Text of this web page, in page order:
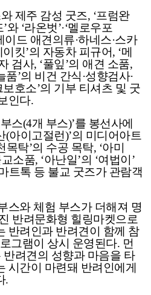
제주 감성 굿즈, ‘프럼완
와 ‘라온벗’·‘멜로우포
이드 애견의류·하네스·스카
킷’의 자동차 피규어, ‘메
검사, ‘풀잎’의 애견 소품,
’의 비건 간식·성향검사·
호소’의 기부 티셔츠 및 굿
인다.
스(4개 부스)’를 봉선사에
(아이고절런)’의 미디어아트
목탁’의 수공 목탁, ‘아미
소품, ‘아난일’의 ‘여법이’
트톡 등 불교 굿즈가 관람객
스와 체험 부스가 더해져 명
반려문화형 힐링마켓으로
반려인과 반려견이 함께 참
그램이 상시 운영된다. 먼
반려견의 성향과 마음을 타
시간이 마련돼 반려인에게
.